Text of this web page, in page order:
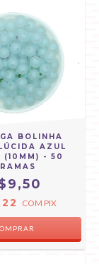
BOLINHA
AZUL
(10MM) - 50
COM PIX